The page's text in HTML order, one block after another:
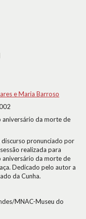
e Maria Barroso
aniversário da morte de
pronunciado por
realizada para
aniversário da morte de
Dedicado pelo autor a
da Cunha.
MNAC-Museu do